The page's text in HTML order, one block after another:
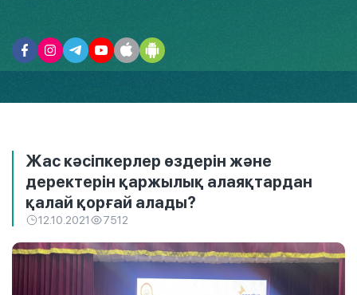
Жас кәсіпкерлер өздерін және
деректерін қаржылық алаяқтардан
қалай қорғай алады?
12.10.2021 7512